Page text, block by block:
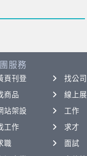
服務
頁刊登
找公司
商品
線上展
站架設
工作
工作
求才
職
面試